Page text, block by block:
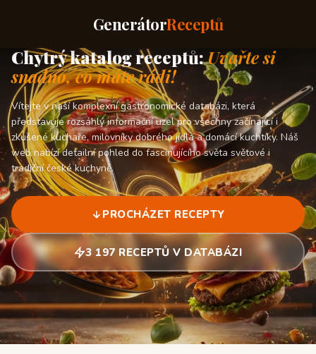
GenerátorReceptů
Chytrý katalog receptů:Uvařte si
snadno, co máte rádi!
Vítejte v naší komplexní gastronomické databázi, která
představuje rozsáhlý informační uzel pro všechny začínající i
zkušené kuchaře, milovníky dobrého jídla a domácí kuchtíky. Náš
web nabízí detailní pohled do fascinujícího světa světové i
tradiční české kuchyně.
PROCHÁZET RECEPTY
3 197 RECEPTŮ V DATABÁZI